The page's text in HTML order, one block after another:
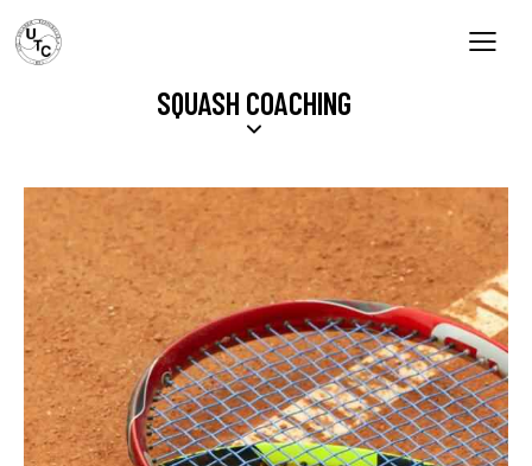
SQUASH COACHING